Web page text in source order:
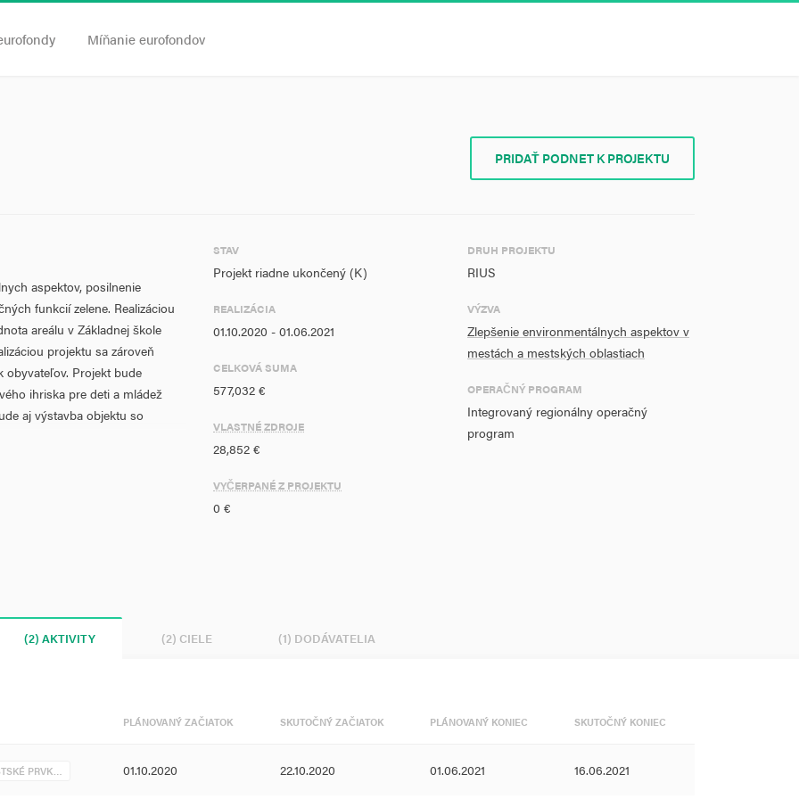
Míňanie eurofondov
PRIDAŤ PODNET K PROJEKTU
aspektov, posilnenie
funkcií zelene. Realizáciou
areálu v Základnej škole
projektu sa zároveň
obyvateľov. Projekt bude
ihriska pre deti a mládež
aj výstavba objektu so
Realizácia projektu takto
v oblasti podpory budovania
zmeny klímy.
a zelene v rozlohe 6 299
STAV
Projekt riadne ukončený (K)
REALIZÁCIA
01.10.2020 - 01.06.2021
CELKOVÁ SUMA
577,032 €
VLASTNÉ ZDROJE
28,852 €
VYČERPANÉ Z PROJEKTU
0 €
DRUH PROJEKTU
RIUS
VÝZVA
Zlepšenie environmentálnych aspektov v
mestách a mestských oblastiach
OPERAČNÝ PROGRAM
Integrovaný regionálny operačný
program
(2) AKTIVITY (2) CIELE (1) DODÁVATELIA
PLÁNOVANÝ ZAČIATOK SKUTOČNÝ ZAČIATOK PLÁNOVANÝ KONIEC SKUTOČNÝ KONIEC
PRVK… 01.10.2020 22.10.2020 01.06.2021 16.06.2021